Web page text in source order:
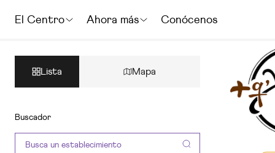
El Centro Ahora más Conócenos
Lista Mapa
Buscador